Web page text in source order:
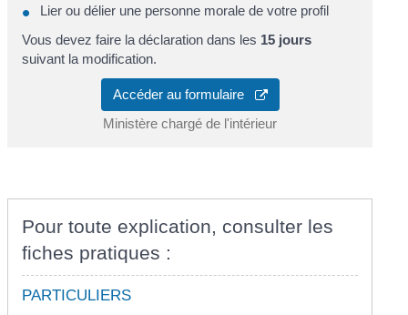
Lier ou délier une personne morale de votre profil
Vous devez faire la déclaration dans les 15 jours
suivant la modification.
Accéder au formulaire
Ministère chargé de l'intérieur
Pour toute explication, consulter les
fiches pratiques :
PARTICULIERS